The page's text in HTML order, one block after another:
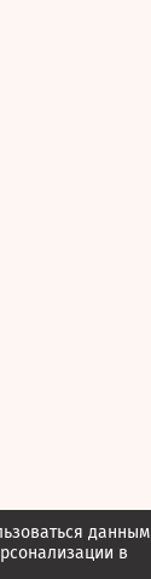
данным
в